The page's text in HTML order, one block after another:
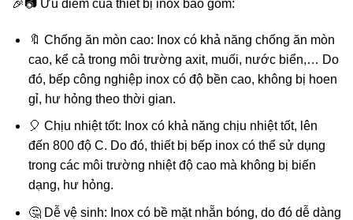
🎉📷 Ưu điểm của thiết bị inox bao gồm:
🔖 Chống ăn mòn cao: Inox có khả năng chống ăn mòn
cao, kể cả trong môi trường axit, muối, nước biển,… Do
đó, bếp công nghiệp inox có độ bền cao, không bị hoen
gỉ, hư hỏng theo thời gian.
🎈 Chịu nhiệt tốt: Inox có khả năng chịu nhiệt tốt, lên
đến 800 độ C. Do đó, thiết bị bếp inox có thể sử dụng
trong các môi trường nhiệt độ cao mà không bị biến
dạng, hư hỏng.
🤔 Dễ vệ sinh: Inox có bề mặt nhẵn bóng, do đó dễ dàng